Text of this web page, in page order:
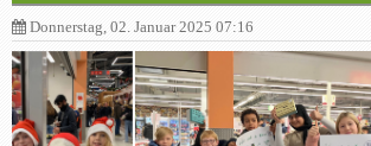
Donnerstag, 02. Januar 2025 07:16